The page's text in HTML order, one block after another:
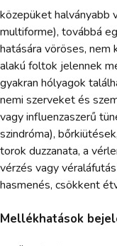
közepüket halványabb
multiforme), továbbá
hatására vöröses, nem
alakú foltok jelennek
gyakran hólyagok
nemi szerveket és
vagy influenzaszerű
szindróma),
torok duzzanata, a
vérzés vagy
hasmenés, csökkent
Mellékhatások